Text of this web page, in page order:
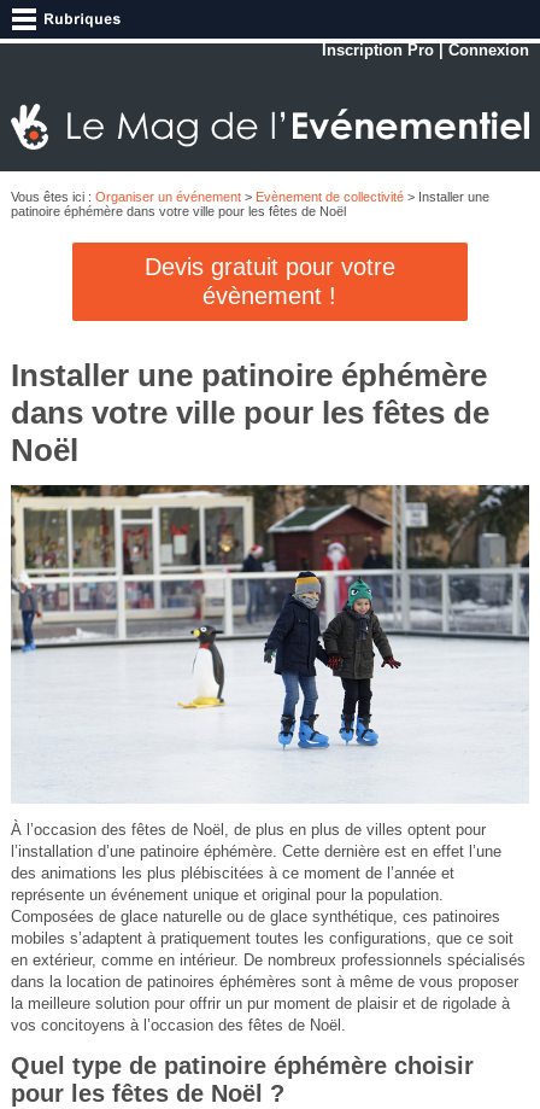
Inscription Pro |Connexion
Vous êtes ici : Organiser un événement> Evènement de collectivité> Installer une
patinoire éphémère dans votre ville pour les fêtes de Noël
Devis gratuit pour votre
évènement !
Installer une patinoire éphémère
dans votre ville pour les fêtes de
Noël
À l’occasion des fêtes de Noël, de plus en plus de villes optent pour
l’installation d’une patinoire éphémère. Cette dernière est en effet l’une
des animations les plus plébiscitées à ce moment de l’année et
représente un événement unique et original pour la population.
Composées de glace naturelle ou de glace synthétique, ces patinoires
mobiles s’adaptent à pratiquement toutes les configurations, que ce soit
en extérieur, comme en intérieur. De nombreux professionnels spécialisés
dans la location de patinoires éphémères sont à même de vous proposer
la meilleure solution pour offrir un pur moment de plaisir et de rigolade à
vos concitoyens à l’occasion des fêtes de Noël.
Quel type de patinoire éphémère choisir
pour les fêtes de Noël ?